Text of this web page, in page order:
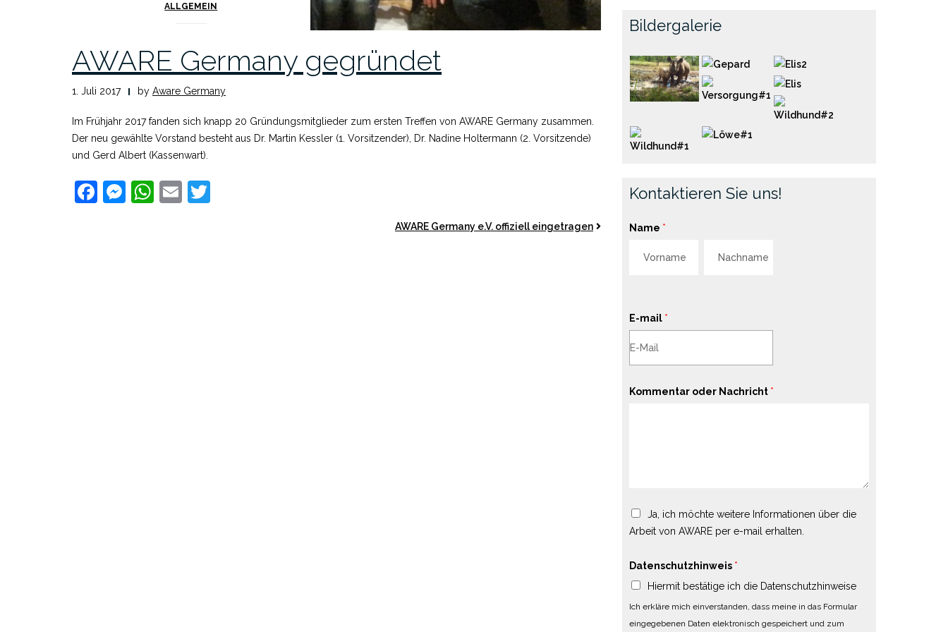
ALLGEMEIN
AWARE Germany gegründet
1. Juli 2017 by Aware Germany
Im Frühjahr 2017 fanden sich knapp 20 Gründungsmitglieder zum ersten Treffen von AWARE Germany zusammen.
Der neu gewählte Vorstand besteht aus Dr. Martin Kessler (1. Vorsitzender), Dr. Nadine Holtermann (2. Vorsitzende)
und Gerd Albert (Kassenwart).
Facebook
Messenger
WhatsApp
Email
AWARE Germany e.V. offiziell eingetragen
Bildergalerie
Kontaktieren Sie uns!
Name *
E-mail *
Kommentar oder Nachricht *
Ja, ich möchte weitere Informationen über die
Arbeit von AWARE per e-mail erhalten.
Datenschutzhinweis *
Hiermit bestätige ich die Datenschutzhinweise
Ich erkläre mich einverstanden, dass meine in das Formular
eingegebenen Daten elektronisch gespeichert und zum